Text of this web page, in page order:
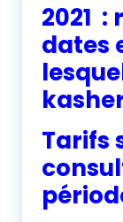
2021 :
dates
Tarifs